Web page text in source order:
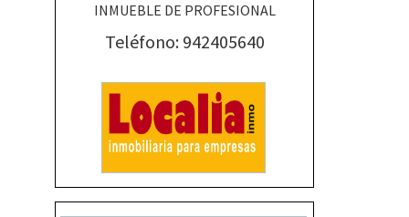
INMUEBLE DE PROFESIONAL
Teléfono: 942405640